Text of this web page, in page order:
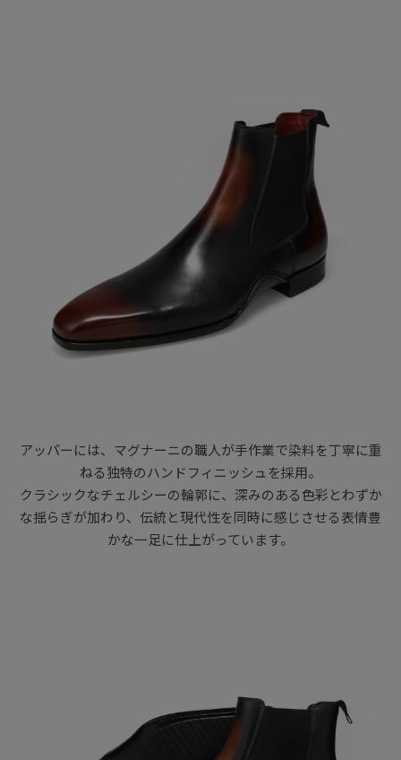
アッパーには、マグナーニの職人が手作業で染料を丁寧に重
ねる独特のハンドフィニッシュを採用。
クラシックなチェルシーの輪郭に、深みのある色彩とわずか
な揺らぎが加わり、伝統と現代性を同時に感じさせる表情豊
かな一足に仕上がっています。